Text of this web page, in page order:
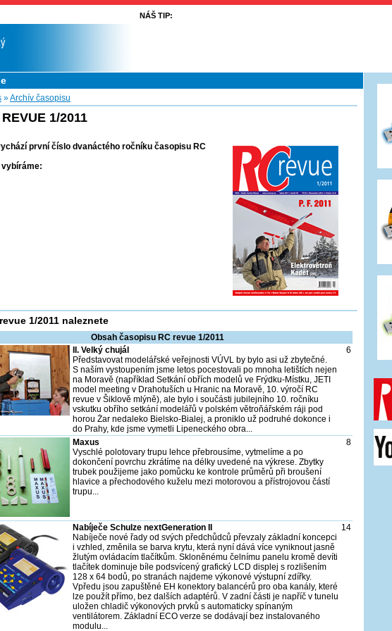
NÁŠ TIP:
»Archív časopisu
1/2011
první číslo dvanáctého ročníku časopisu RC
vybíráme:
1/2011 naleznete
Obsah časopisu RC revue 1/2011
II. Velký chujál
Představovat modelářské veřejnosti VÚVL by bylo asi už zbytečné.
S naším vystoupením jsme letos pocestovali po mnoha letištích nejen
na Moravě (například Setkání obřích modelů ve Frýdku-Místku, JETI
model meeting v Drahotuších u Hranic na Moravě, 10. výročí RC
revue v Šiklově mlýně), ale bylo i součásti jubilejního 10. ročníku
vskutku obřího setkání modelářů v polském větroňářském ráji pod
horou Żar nedaleko Bielsko-Bialej, a proniklo už podruhé dokonce i
do Prahy, kde jsme vymetli Lipeneckého obra...
6
Maxus
Vyschlé polotovary trupu lehce přebrousíme, vytmelíme a po
dokončení povrchu zkrátíme na délky uvedené na výkrese. Zbytky
trubek použijeme jako pomůcku ke kontrole průměrů při broušení
hlavice a přechodového kuželu mezi motorovou a přístrojovou částí
trupu...
8
Nabíječe Schulze nextGeneration II
Nabíječe nové řady od svých předchůdců převzaly základní koncepci
i vzhled, změnila se barva krytu, která nyní dává více vyniknout jasně
žlutým ovládacím tlačítkům. Skloněnému čelnímu panelu kromě devíti
tlačítek dominuje bíle podsvícený grafický LCD displej s rozlišením
128 x 64 bodů, po stranách najdeme výkonové výstupní zdířky.
Vpředu jsou zapuštěné EH konektory balancérů pro oba kanály, které
lze použít přímo, bez dalších adaptérů. V zadní části je napříč v tunelu
uložen chladič výkonových prvků s automaticky spínaným
ventilátorem. Základní ECO verze se dodávají bez instalovaného
modulu...
14